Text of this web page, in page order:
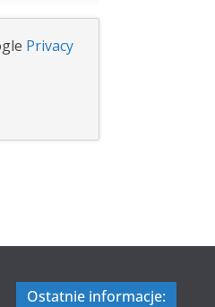
Privacy
Ostatnie informacje: